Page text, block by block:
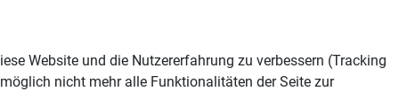
Website und die Nutzererfahrung zu verbessern (Tracking
nicht mehr alle Funktionalitäten der Seite zur